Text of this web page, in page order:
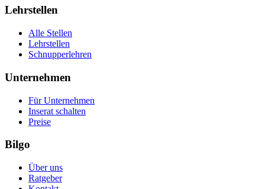
Lehrstellen
Alle Stellen
Lehrstellen
Schnupperlehren
Unternehmen
Für Unternehmen
Inserat schalten
Preise
Bilgo
Über uns
Ratgeber